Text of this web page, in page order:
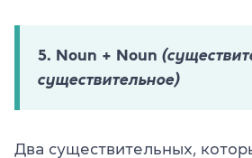
5. Noun + Noun
существительное)
Два существительных,